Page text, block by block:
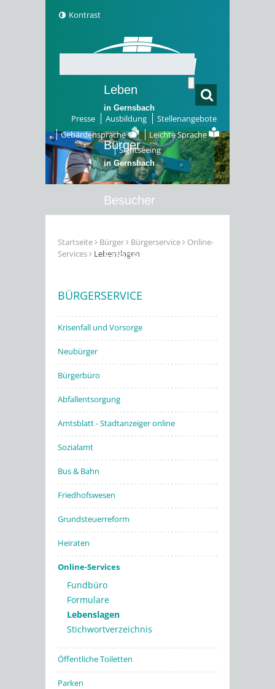
Kontrast
Presse Ausbildung
Stellenangebote
Gebärdensprache
Leichte Sprache
Sightseeing
Leben
in Gernsbach
Bürger
in Gernsbach
Besucher
Erleben
Startseite Bürger Bürgerservice
Online-
Services
Lebenslagen
BÜRGERSERVICE
Krisenfall und Vorsorge
Neubürger
Bürgerbüro
Abfallentsorgung
Amtsblatt - Stadtanzeiger online
Sozialamt
Bus & Bahn
Friedhofswesen
Grundsteuerreform
Heiraten
Online-Services
Fundbüro
Formulare
Lebenslagen
Stichwortverzeichnis
Öffentliche Toiletten
Parken